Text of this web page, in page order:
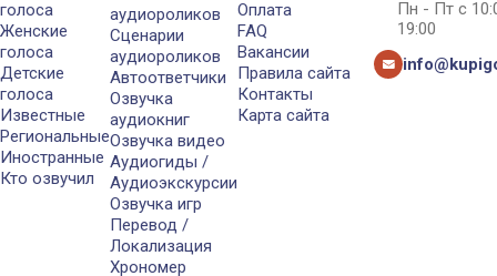
голоса
Женские
голоса
Детские
голоса
Известные
Региональные
Иностранные
Кто озвучил
аудиороликов
Сценарии
аудиороликов
Автоответчики
Озвучка
аудиокниг
Озвучка видео
Аудиогиды /
Аудиоэкскурсии
Озвучка игр
Перевод /
Локализация
Хрономер
Оплата
FAQ
Вакансии
Правила сайта
Контакты
Карта сайта
Пн - Пт с
19:00